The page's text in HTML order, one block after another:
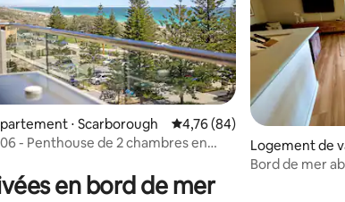
5
sur la base de 37 commentaires : 4,97 sur 5
⋅ Scarborough Évaluation moyenne sur la
4,76 (84)
- Penthouse de 2 chambres en
Logement de
rborough
Bord de mer
en bord de mer